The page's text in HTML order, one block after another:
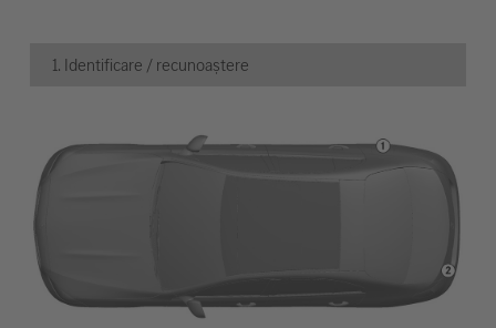
1. Identificare / recunoaștere